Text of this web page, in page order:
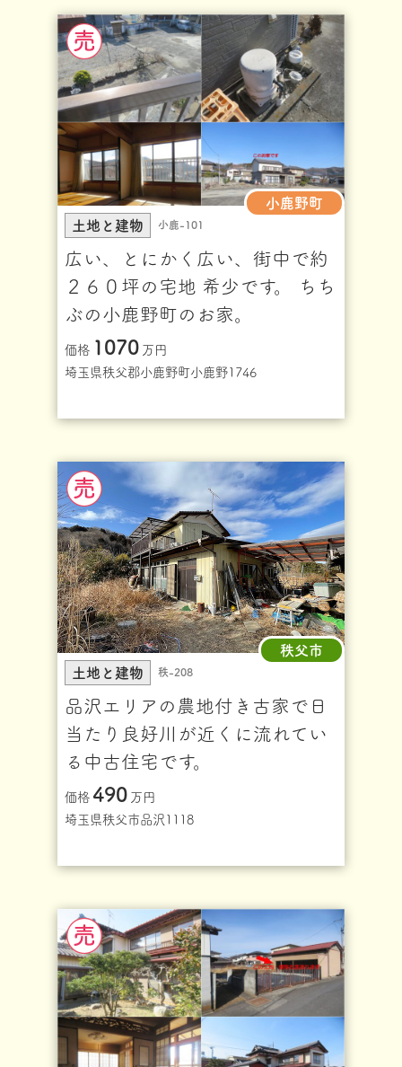
小鹿野町
土地と建物
小鹿-101
広い、とにかく広い、街中で約
２６０坪の宅地 希少です。 ちち
ぶの小鹿野町のお家。
価格 1070 万円
埼玉県秩父郡小鹿野町小鹿野1746
秩父市
土地と建物
秩-208
品沢エリアの農地付き古家で日
当たり良好川が近くに流れてい
る中古住宅です。
価格 490 万円
埼玉県秩父市品沢1118